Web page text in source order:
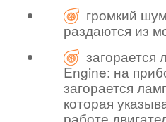
громкий
раздаются из
загорается
Engine: на
загорается
которая